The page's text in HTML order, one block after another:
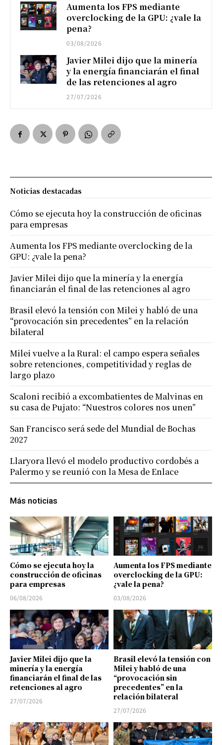
Aumenta los FPS mediante
overclocking de la GPU: ¿vale la
pena?
03/08/2026
Javier Milei dijo que la minería
y la energía financiarán el final
de las retenciones al agro
27/07/2026
Más noticias
Cómo se ejecuta hoy la
construcción de oficinas
para empresas
06/08/2026
Aumenta los FPS mediante
overclocking de la GPU:
¿vale la pena?
03/08/2026
Javier Milei dijo que la
minería y la energía
financiarán el final de las
retenciones al agro
27/07/2026
Brasil elevó la tensión con
Milei y habló de una
“provocación sin
precedentes” en la
relación bilateral
27/07/2026
Noticias destacadas
Cómo se ejecuta hoy la construcción de oficinas
para empresas
Aumenta los FPS mediante overclocking de la
GPU: ¿vale la pena?
Javier Milei dijo que la minería y la energía
financiarán el final de las retenciones al agro
Brasil elevó la tensión con Milei y habló de una
“provocación sin precedentes” en la relación
bilateral
Milei vuelve a la Rural: el campo espera señales
sobre retenciones, competitividad y reglas de
largo plazo
Scaloni recibió a excombatientes de Malvinas en
su casa de Pujato: “Nuestros colores nos unen”
San Francisco será sede del Mundial de Bochas
2027
Llaryora llevó el modelo productivo cordobés a
Palermo y se reunió con la Mesa de Enlace